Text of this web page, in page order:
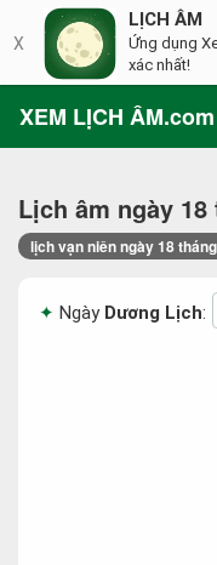
XEM LỊCH ÂM.com
Lịch âm ngày 18
lịch vạn niên ngày 18
Ngày Dương Lịch:
X
LỊCH ÂM
Ứng dụng
xác nhất!